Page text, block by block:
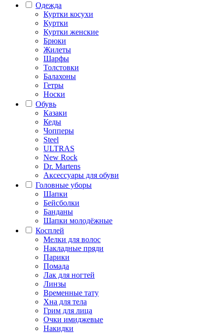
Одежда
Куртки косухи
Куртки
Куртки женские
Брюки
Жилеты
Шарфы
Толстовки
Балахоны
Гетры
Носки
Обувь
Казаки
Кеды
Чопперы
Steel
ULTRAS
New Rock
Dr. Martens
Аксессуары для обуви
Головные уборы
Шапки
Бейсболки
Банданы
Шапки молодёжные
Косплей
Мелки для волос
Накладные пряди
Парики
Помада
Лак для ногтей
Линзы
Временные тату
Хна для тела
Грим для лица
Очки имиджевые
Накидки